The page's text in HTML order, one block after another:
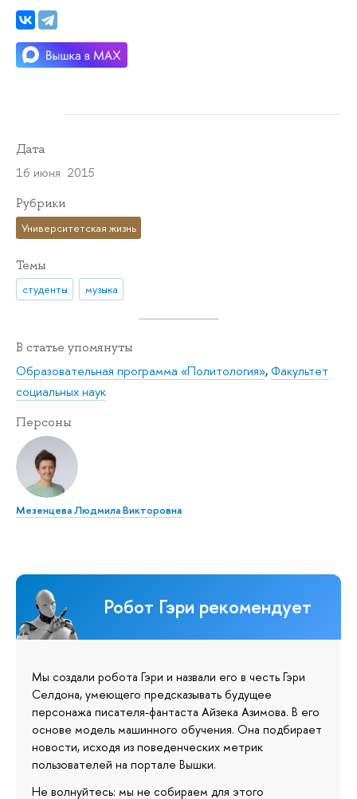
Дата
16 июня 2015
Рубрики
Университетская жизнь
Темы
студенты музыка
В статье упомянуты
Образовательная программа «Политология»,Факультет
социальных наук
Персоны
Мезенцева Людмила Викторовна
Робот Гэри рекомендует
Мы создали робота Гэри и назвали его в честь Гэри
Селдона, умеющего предсказывать будущее
персонажа писателя-фантаста Айзека Азимова. В его
основе модель машинного обучения. Она подбирает
новости, исходя из поведенческих метрик
пользователей на портале Вышки.
Не волнуйтесь: мы не собираем для этого